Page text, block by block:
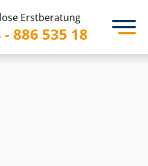
Erstberatung
- 886 535 18